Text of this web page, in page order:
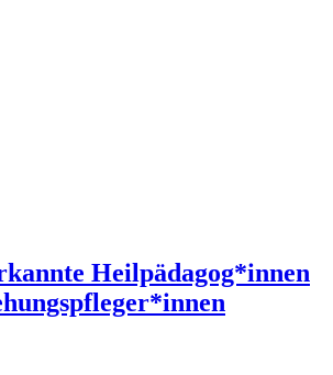
Heilpädagog*innen